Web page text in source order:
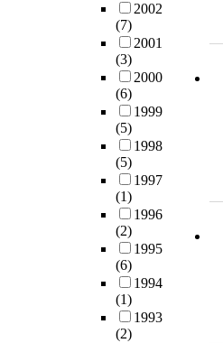
2002
(7)
2001
(3)
2000
(6)
1999
(5)
1998
(5)
1997
(1)
1996
(2)
1995
(6)
1994
(1)
1993
(2)